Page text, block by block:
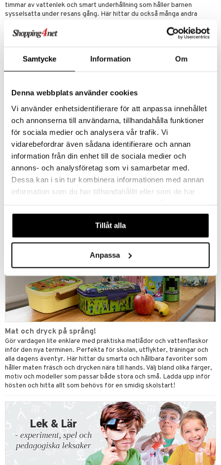
Samtycke Information Om
Denna webbplats använder cookies
Vi använder enhetsidentifierare för att anpassa innehållet
och annonserna till användarna, tillhandahålla funktioner
för sociala medier och analysera vår trafik. Vi
vidarebefordrar även sådana identifierare och annan
information från din enhet till de sociala medier och
annons- och analysföretag som vi samarbetar med.
Dessa kan i sin tur kombinera informationen med annan
information som du har tillhandahållit eller som de har
våra cookies vid fortsatt användande av vår webbplats.
Tillåt alla
Anpassa
timmar av vattenlek och smart underhållning som håller barnen
sysselsatta under resans gång. Här hittar du också många andra
Packa smart, res bekvämt och fokusera på det viktigaste – att skapa
härliga minnen tillsammans!
Tanka kroppen!
Barn är väldigt aktiva under dagarna. Dom leker, springer och gör
många roliga aktiviteter som innebär att vattenpåfyllningen ofta
glöms bort. En rolig vattenflaska kan göra det lättare att komma ihåg
Mat och dryck på språng!
Gör vardagen lite enklare med praktiska matlådor och vattenflaskor
inför den nya terminen. Perfekta för skolan, utflykter, träningar och
alla dagens äventyr. Här hittar du smarta och hållbara favoriter som
håller maten fräsch och drycken nära till hands. Välj bland olika färger,
motiv och modeller som passar både stora och små. Ladda upp inför
hösten och hitta allt som behövs för en smidig skolstart!